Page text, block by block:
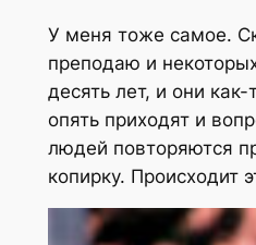
У меня тоже самое.
пре­по­даю и
десять лет, и они как-
опять при­хо­дят и
людей повто­ря­ют­ся
копир­ку. Про­ис­хо­дит